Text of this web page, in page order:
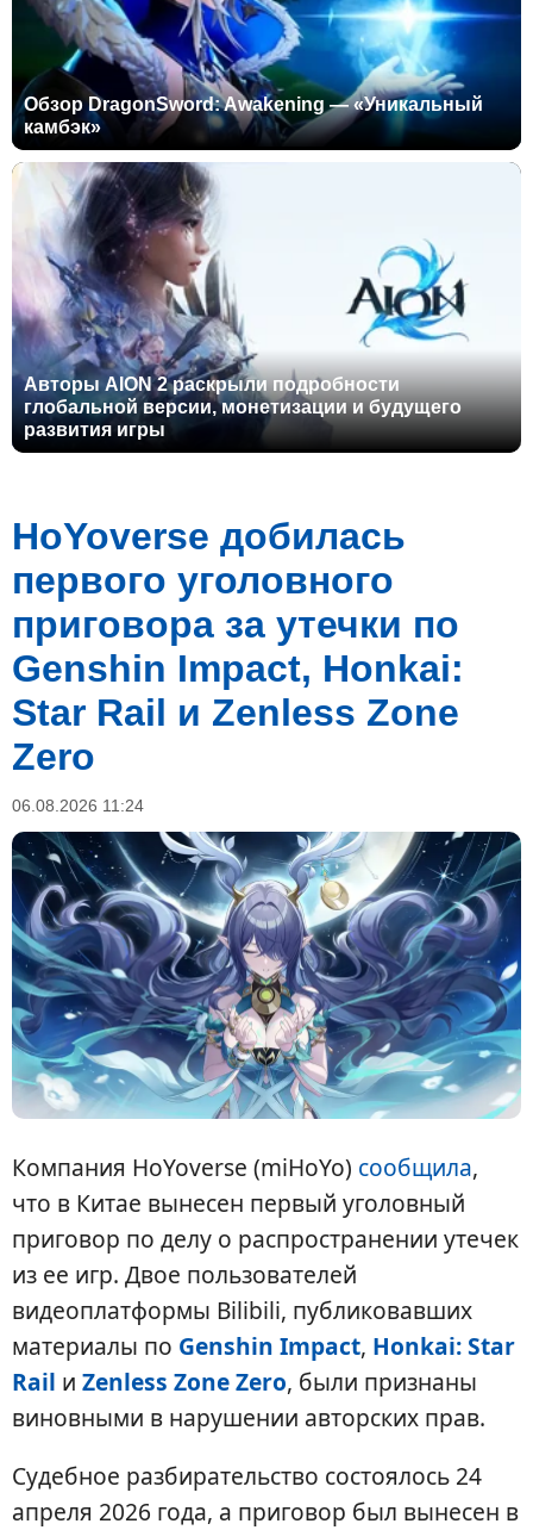
Обзор DragonSword: Awakening — «Уникальный
камбэк»
Авторы AION 2 раскрыли подробности
глобальной версии, монетизации и будущего
развития игры
HoYoverse добилась
первого уголовного
приговора за утечки по
Genshin Impact, Honkai:
Star Rail и Zenless Zone
Zero
06.08.2026 11:24
Компания HoYoverse (miHoYo) сообщила,
что в Китае вынесен первый уголовный
приговор по делу о распространении утечек
из ее игр. Двое пользователей
видеоплатформы Bilibili, публиковавших
материалы по Genshin Impact, Honkai: Star
Rail и Zenless Zone Zero, были признаны
виновными в нарушении авторских прав.
Судебное разбирательство состоялось 24
апреля 2026 года, а приговор был вынесен в